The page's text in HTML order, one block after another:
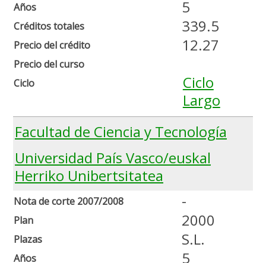
Años
Créditos totales
Precio del crédito
Precio del curso
Ciclo
5
339.5
12.27
Ciclo
Largo
Facultad de Ciencia y Tecnología
Universidad País Vasco/euskal
Herriko Unibertsitatea
Nota de corte 2007/2008
Plan
Plazas
Años
-
2000
S.L.
5